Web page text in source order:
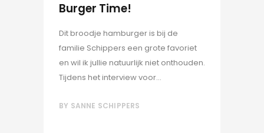
Burger Time!
Dit broodje hamburger is bij de
familie Schippers een grote favoriet
en wil ik jullie natuurlijk niet onthouden.
Tijdens het interview voor...
BY SANNE SCHIPPERS